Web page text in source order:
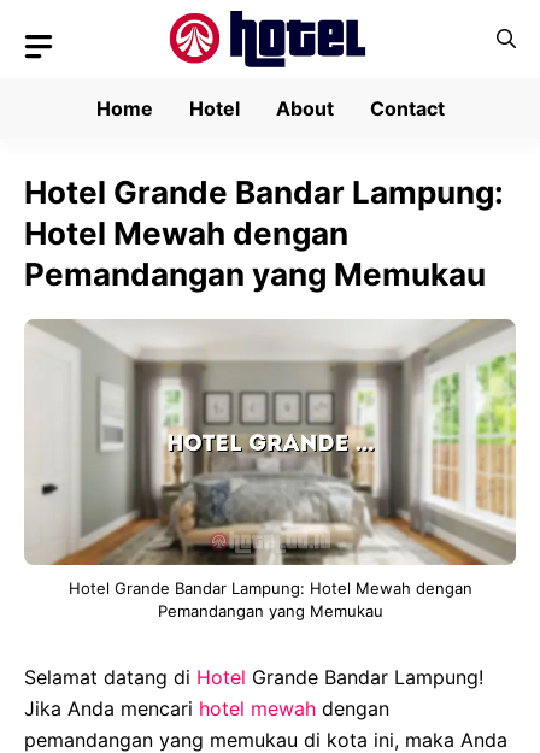
Home
Hotel About Contact
Hotel Grande Bandar Lampung:
Hotel Mewah dengan
Pemandangan yang Memukau
Hotel Grande Bandar Lampung: Hotel Mewah dengan
Pemandangan yang Memukau
Selamat datang di Hotel Grande Bandar Lampung!
Jika Anda mencari hotel mewah dengan
pemandangan yang memukau di kota ini, maka Anda